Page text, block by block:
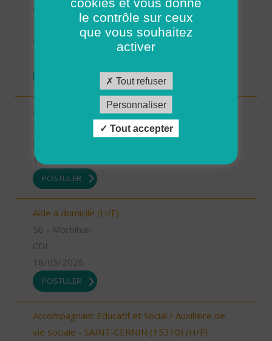
Auxiliaire de vie (H/F)
56 - Morbihan
Auxiliaire de vie (H/F)
19/05/2026
POSTULER
Aide à domicile (H/F)
56 - Morbihan
CDI
18/05/2026
POSTULER
Accompagnant Educatif et Social / Auxiliaire de
vie sociale - SAINT-CERNIN (15310) (H/F)
le contrôle sur ceux
que vous souhaitez
activer
Tout refuser
Personnaliser
Tout accepter